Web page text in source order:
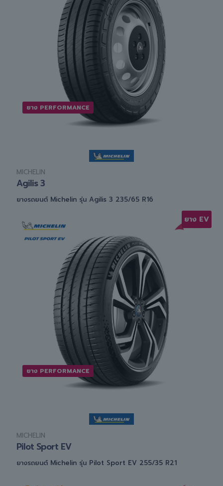
ยาง PERFORMANCE
MICHELIN
Agilis 3
ยางรถยนต์ Michelin รุ่น Agilis 3 235/65 R16
ยาง PERFORMANCE
MICHELIN
Pilot Sport EV
ยาง EV
ยางรถยนต์ Michelin รุ่น Pilot Sport EV 255/35 R21